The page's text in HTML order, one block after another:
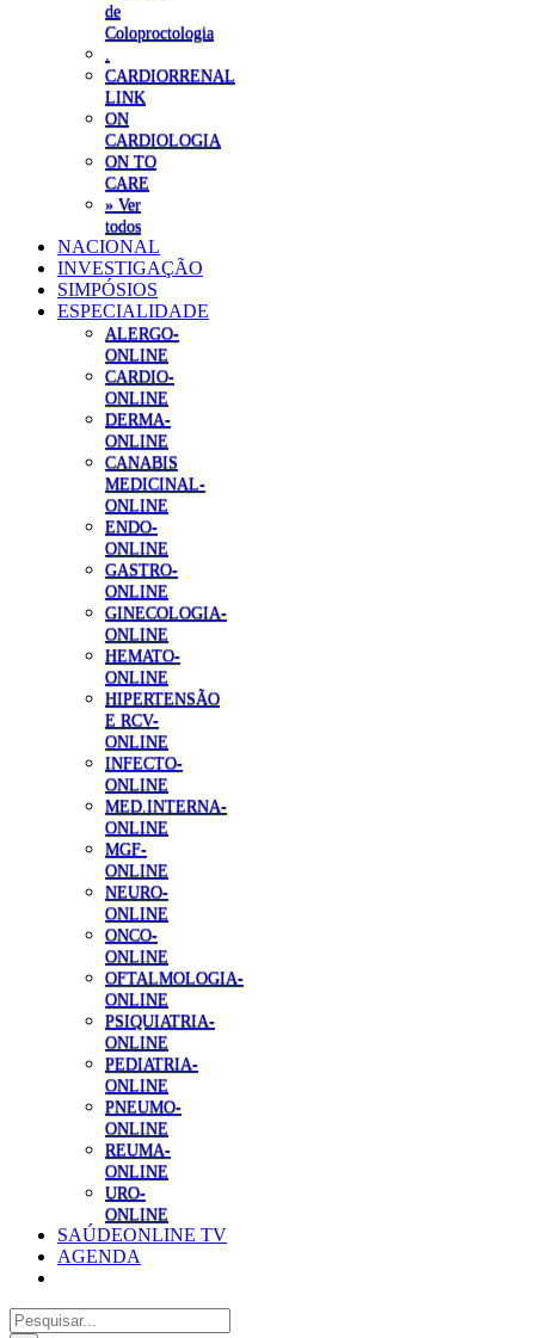
de
Coloproctologia
CARDIORRENAL
LINK
ON
CARDIOLOGIA
ON TO
CARE
» Ver
todos
NACIONAL
INVESTIGAÇÃO
SIMPÓSIOS
ESPECIALIDADE
ALERGO-
ONLINE
CARDIO-
ONLINE
DERMA-
ONLINE
CANABIS
MEDICINAL-
ONLINE
ENDO-
ONLINE
GASTRO-
ONLINE
GINECOLOGIA-
ONLINE
HEMATO-
ONLINE
HIPERTENSÃO
E RCV-
ONLINE
INFECTO-
ONLINE
MED.INTERNA-
ONLINE
MGF-
ONLINE
NEURO-
ONLINE
ONCO-
ONLINE
OFTALMOLOGIA-
ONLINE
PSIQUIATRIA-
ONLINE
PEDIATRIA-
ONLINE
PNEUMO-
ONLINE
REUMA-
ONLINE
URO-
ONLINE
SAÚDEONLINE TV
AGENDA
Pesquisar